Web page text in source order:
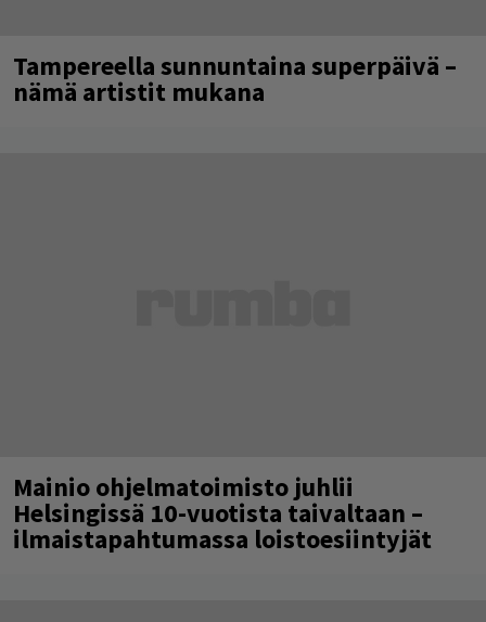
Tampereella sunnuntaina superpäivä –
nämä artistit mukana
Mainio ohjelmatoimisto juhlii
Helsingissä 10-vuotista taivaltaan –
ilmaistapahtumassa loistoesiintyjät